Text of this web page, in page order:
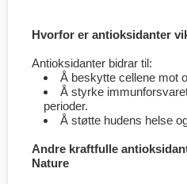
Hvorfor er antioksidanter
Antioksidanter bidrar til:
Å beskytte cellene mot
Å styrke
perioder.
Å støtte hudens helse
Andre kraftfulle
Nature